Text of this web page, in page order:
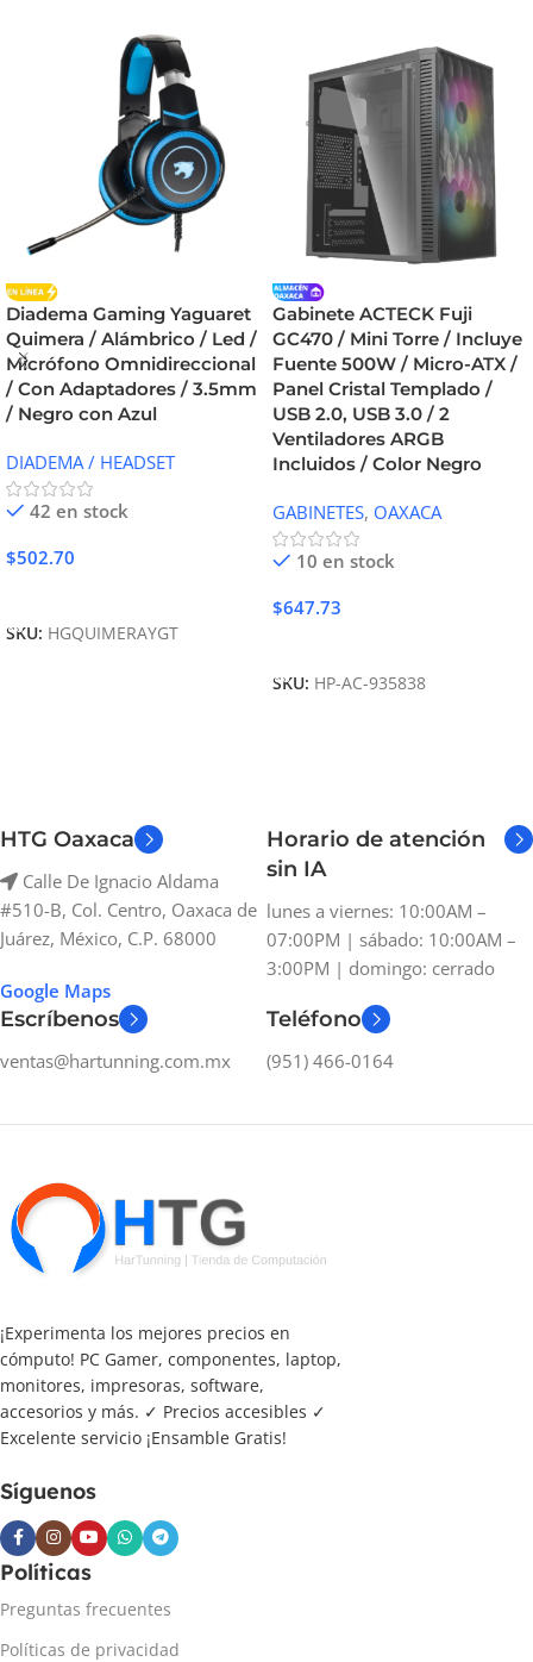
Diadema Gaming Yaguaret
Quimera / Alámbrico / Led /
Micrófono Omnidireccional
/ Con Adaptadores / 3.5mm
/ Negro con Azul
DIADEMA / HEADSET
42 en stock
$502.70
SKU: HGQUIMERAYGT
Gabinete ACTECK Fuji
GC470 / Mini Torre / Incluye
Fuente 500W / Micro-ATX /
Panel Cristal Templado /
USB 2.0, USB 3.0 / 2
Ventiladores ARGB
Incluidos / Color Negro
GABINETES, OAXACA
10 en stock
$647.73
SKU: HP-AC-935838
HTG Oaxaca
Calle De Ignacio Aldama
#510-B, Col. Centro, Oaxaca de
Juárez, México, C.P. 68000
Google Maps
Horario de atención
sin IA
lunes a viernes: 10:00AM –
07:00PM | sábado: 10:00AM –
3:00PM | domingo: cerrado
Escríbenos
ventas@hartunning.com.mx
Teléfono
(951) 466-0164
¡Experimenta los mejores precios en
cómputo! PC Gamer, componentes, laptop,
monitores, impresoras, software,
accesorios y más. ✓ Precios accesibles ✓
Excelente servicio ¡Ensamble Gratis!
Síguenos
Políticas
Preguntas frecuentes
Políticas de privacidad